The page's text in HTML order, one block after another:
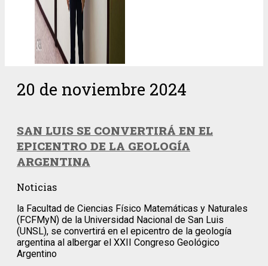
20 de noviembre 2024
SAN LUIS SE CONVERTIRÁ EN EL
EPICENTRO DE LA GEOLOGÍA
ARGENTINA
Noticias
la Facultad de Ciencias Físico Matemáticas y Naturales
(FCFMyN) de la Universidad Nacional de San Luis
(UNSL), se convertirá en el epicentro de la geología
argentina al albergar el XXII Congreso Geológico
Argentino